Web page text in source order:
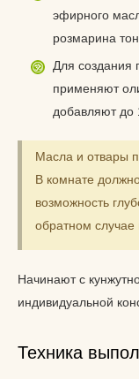
эфирного
розмарина
Для создания
применяют
добавляют до
Масла и отвары
В комнате
возможность
обратном случае
Начинают с
индивидуальной
Техника